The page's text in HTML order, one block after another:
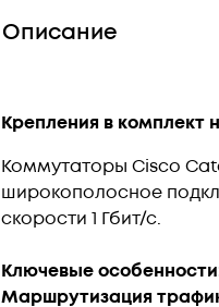
Описание
Крепления в комплект
Коммутаторы Cisco
широкополосное
скорости 1 Гбит/с.
Ключевые
Маршрутизация